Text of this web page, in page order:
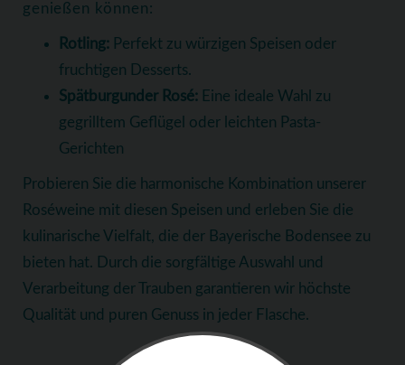
genießen können:
Rotling: Perfekt zu würzigen Speisen oder
fruchtigen Desserts.
Spätburgunder Rosé: Eine ideale Wahl zu
gegrilltem Geflügel oder leichten Pasta-
Gerichten
Probieren Sie die harmonische Kombination unserer
Roséweine mit diesen Speisen und erleben Sie die
kulinarische Vielfalt, die der Bayerische Bodensee zu
bieten hat. Durch die sorgfältige Auswahl und
Verarbeitung der Trauben garantieren wir höchste
Qualität und puren Genuss in jeder Flasche.